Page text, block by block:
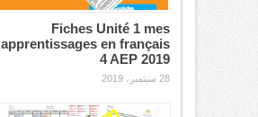
Fiches Unité 1 mes
apprentissages en français
4 AEP 2019
28 سبتمبر، 2019